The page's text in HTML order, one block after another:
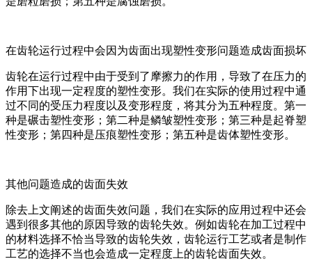
在齿轮运行过程中会因为齿面出现塑性变形问题造成齿面损坏
齿轮在运行过程中由于受到了摩擦力的作用，导致了在压力的
作用下出现一定程度的塑性变形。我们在实际的使用过程中通
过不同的受压力程度以及变形程度，将其分为五种程度。第一
种是碾击塑性变形；第二种是鳞皱塑性变形；第三种是起脊塑
性变形；第四种是压痕塑性变形；第五种是齿体塑性变形。
其他问题造成的齿面失效
除去上文阐述的齿面失效问题，我们在实际的应用过程中还会
遇到很多其他的原因导致的齿轮失效。例如齿轮在加工过程中
的材料选择不恰当导致的齿轮失效，齿轮运行工艺或者是制作
工艺的选择不当也会造成一定程度上的齿轮齿面失效。